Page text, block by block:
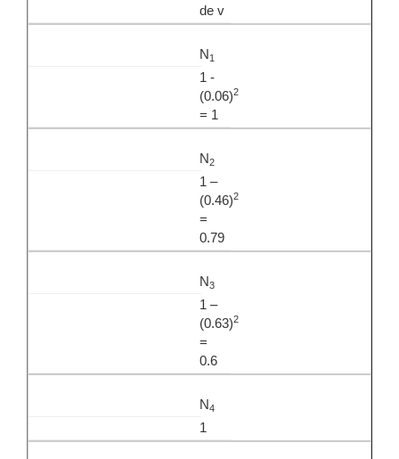
de v
N 1
1 -
(0.06)2
= 1
N2
1 –
(0.46)2
=
0.79
N3
1 –
(0.63)2
=
0.6
N4
1